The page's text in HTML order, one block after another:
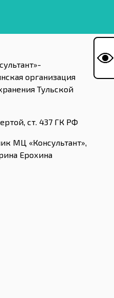
организация
Тульской
ст. 437 ГК РФ
МЦ «Консультант»,
Ерохина